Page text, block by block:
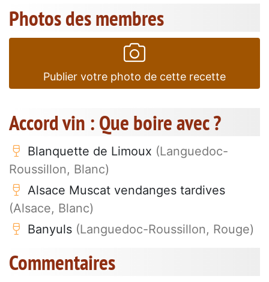
Photos des membres
Publier votre photo de cette recette
Accord vin : Que boire avec ?
Blanquette de Limoux (Languedoc-
Roussillon, Blanc)
Alsace Muscat vendanges tardives
(Alsace, Blanc)
Banyuls (Languedoc-Roussillon, Rouge)
Commentaires